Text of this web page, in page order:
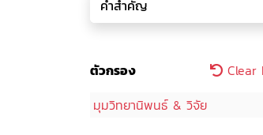
ตัวกรอง
Clear
มุมวิทยานิพนธ์ & วิจัย